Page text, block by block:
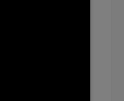
mert ő elég erős!
az én Uram elég erős!
a halálon!